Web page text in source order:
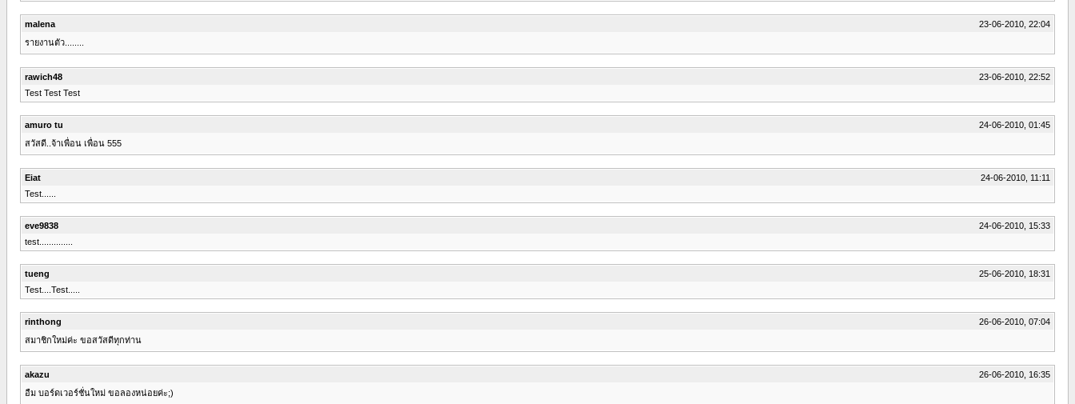
malena
23-06-2010, 22:04
รายงานตัว........
rawich48
23-06-2010, 22:52
Test Test Test
amuro tu
24-06-2010, 01:45
สวัสดี..จ้าเพื่อน เพื่อน 555
Eiat
24-06-2010, 11:11
Test......
eve9838
24-06-2010, 15:33
test..............
tueng
25-06-2010, 18:31
Test....Test.....
rinthong
26-06-2010, 07:04
สมาชิกใหม่ค่ะ ขอสวัสดีทุกท่าน
akazu
26-06-2010, 16:35
อืม บอร์ดเวอร์ชั่นใหม่ ขอลองหน่อยค่ะ;)